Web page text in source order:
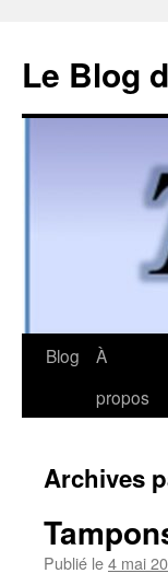
Le Blog
Aller
Blog
À
propos
Archives
Publié le4 mai